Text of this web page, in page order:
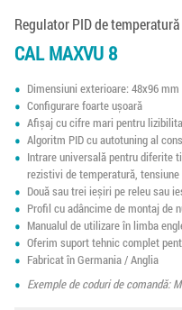
Regulator PID de temperatură
CAL MAXVU 8
Dimensiuni exterioare: 48x96 mm
Configurare foarte ușoară
Afișaj cu cifre mari pentru
Algoritm PID cu autotuning al
Intrare universală pentru diferite
rezistivi de temperatură,
Două sau trei ieșiri pe releu sau
Profil cu adâncime de montaj de
Manualul de utilizare în limba
Oferim suport tehnic complet
Fabricat în Germania / Anglia
Exemple de coduri de comandă: